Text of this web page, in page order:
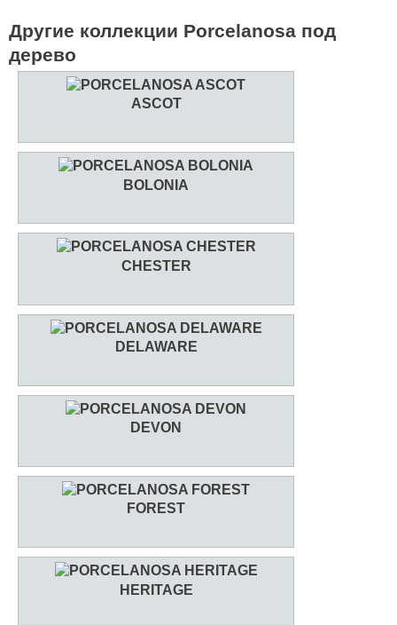
Другие коллекции Porcelanosa под
дерево
ASCOT
BOLONIA
CHESTER
DELAWARE
DEVON
FOREST
HERITAGE